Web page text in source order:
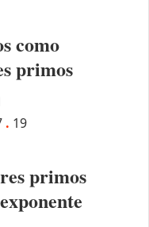
como
primos
. 19
primos